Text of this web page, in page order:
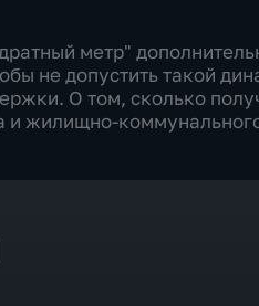
метр"
не допустить такой
О том, сколько
и жилищно-